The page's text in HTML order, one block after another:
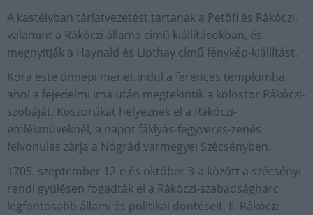
A kastélyban tárlatvezetést tartanak a Petőfi és Rákóczi,
valamint a Rákóczi állama című kiállításokban, és
megnyitják a Haynald és Lipthay című fénykép-kiállítást.
Kora este ünnepi menet indul a ferences templomba,
ahol a fejedelmi ima után megtekintik a kolostor Rákóczi-
szobáját. Koszorúkat helyeznek el a Rákóczi-
emlékműveknél, a napot fáklyás-fegyveres-zenés
felvonulás zárja a Nógrád vármegyei Szécsényben.
1705. szeptember 12-e és október 3-a között a szécsényi
rendi gyűlésen fogadták el a Rákóczi-szabadságharc
legfontosabb állami és politikai döntéseit. II. Rákóczi